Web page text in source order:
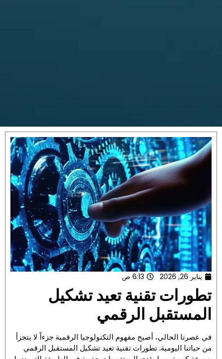
يناير 26, 2026 6:13 ص
تطورات تقنية تعيد تشكيل
المستقبل الرقمي
في عصرنا الحالي، أصبح مفهوم التكنولوجيا الرقمية جزءاً لا يتجزأ
من حياتنا اليومية. تطورات تقنية تعيد تشكيل المستقبل الرقمي